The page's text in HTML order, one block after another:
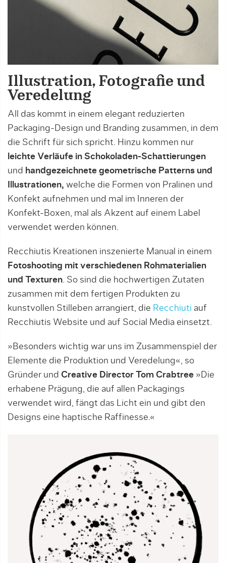
Illustration, Fotografie und
Veredelung
All das kommt in einem elegant reduzierten
Packaging-Design und Branding zusammen, in dem
die Schrift für sich spricht. Hinzu kommen nur
leichte Verläufe in Schokoladen-Schattierungen
und handgezeichnete geometrische Patterns und
Illustrationen, welche die Formen von Pralinen und
Konfekt aufnehmen und mal im Inneren der
Konfekt-Boxen, mal als Akzent auf einem Label
verwendet werden können.
Recchiutis Kreationen inszenierte Manual in einem
Fotoshooting mit verschiedenen Rohmaterialien
und Texturen. So sind die hochwertigen Zutaten
zusammen mit dem fertigen Produkten zu
kunstvollen Stilleben arrangiert, die Recchiuti auf
Recchiutis Website und auf Social Media einsetzt.
»Besonders wichtig war uns im Zusammenspiel der
Elemente die Produktion und Veredelung«, so
Gründer und Creative Director Tom Crabtree »Die
erhabene Prägung, die auf allen Packagings
verwendet wird, fängt das Licht ein und gibt den
Designs eine haptische Raffinesse.«